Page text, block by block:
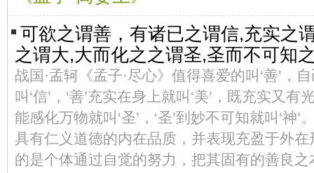
可欲之谓善，有诸已之谓信,充实之
之谓大,大而化之之谓圣,圣而不可知
战国·孟轲《孟子·尽心》值得喜爱的叫‘善’，
叫‘信’，‘善’充实在身上就叫‘美’，既充实又有
能感化万物就叫‘圣’，‘圣’到妙不可知就叫‘神
具有仁义道德的内在品质，并表现充盈于外在
的是个体通过自觉的努力，把其固有的善良之